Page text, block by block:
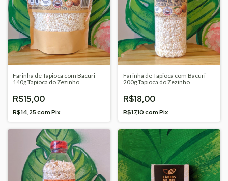
Farinha de Tapioca com Bacuri
140g Tapioca do Zezinho
R$15,00
R$14,25comPix
Farinha de Tapioca com Bacuri
200g Tapioca do Zezinho
R$18,00
R$17,10comPix